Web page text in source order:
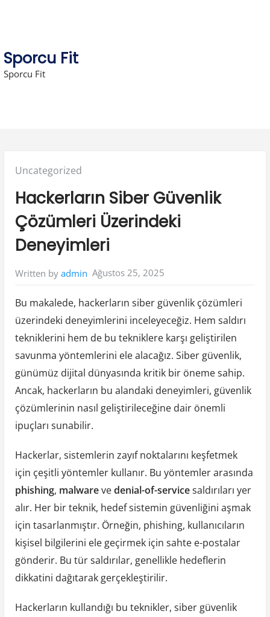
Sporcu Fit
Sporcu Fit
Posted
Uncategorized
Hackerların Siber Güvenlik
Çözümleri Üzerindeki
Deneyimleri
Written by admin Ağustos 25, 2025
Bu makalede, hackerların siber güvenlik çözümleri
üzerindeki deneyimlerini inceleyeceğiz. Hem saldırı
tekniklerini hem de bu tekniklere karşı geliştirilen
savunma yöntemlerini ele alacağız. Siber güvenlik,
günümüz dijital dünyasında kritik bir öneme sahip.
Ancak, hackerların bu alandaki deneyimleri, güvenlik
çözümlerinin nasıl geliştirileceğine dair önemli
ipuçları sunabilir.
Hackerlar, sistemlerin zayıf noktalarını keşfetmek
için çeşitli yöntemler kullanır. Bu yöntemler arasında
phishing, malwarevedenial-of-servicesaldırıları yer
alır. Her bir teknik, hedef sistemin güvenliğini aşmak
için tasarlanmıştır. Örneğin, phishing, kullanıcıların
kişisel bilgilerini ele geçirmek için sahte e-postalar
gönderir. Bu tür saldırılar, genellikle hedeflerin
dikkatini dağıtarak gerçekleştirilir.
Hackerların kullandığı bu teknikler, siber güvenlik